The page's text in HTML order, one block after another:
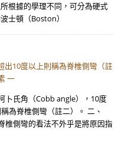
根據的學理不同，可分為硬式
士頓（Boston）
出10度以上則稱為脊椎側彎（註
一
卜氏角（Cobb angle），10度
為脊椎側彎（註二）。 二、
椎側彎的看法不外乎是將原因指